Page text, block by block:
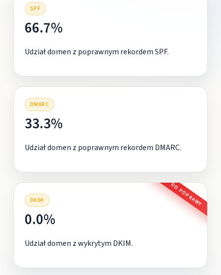
SPF
66.7%
Udział domen z poprawnym rekordem SPF.
DMARC
33.3%
Udział domen z poprawnym rekordem DMARC.
DKIM DO POPRAWY
0.0%
Udział domen z wykrytym DKIM.